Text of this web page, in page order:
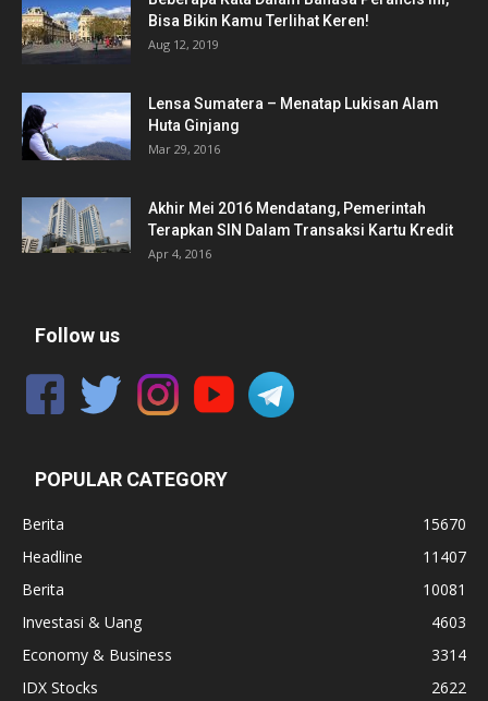
Bisa Bikin Kamu Terlihat Keren!
Aug 12, 2019
Lensa Sumatera – Menatap Lukisan Alam
Huta Ginjang
Mar 29, 2016
Akhir Mei 2016 Mendatang, Pemerintah
Terapkan SIN Dalam Transaksi Kartu Kredit
Apr 4, 2016
Follow us
POPULAR CATEGORY
Berita
15670
Headline
11407
Berita
10081
Investasi & Uang
4603
Economy & Business
3314
IDX Stocks
2622